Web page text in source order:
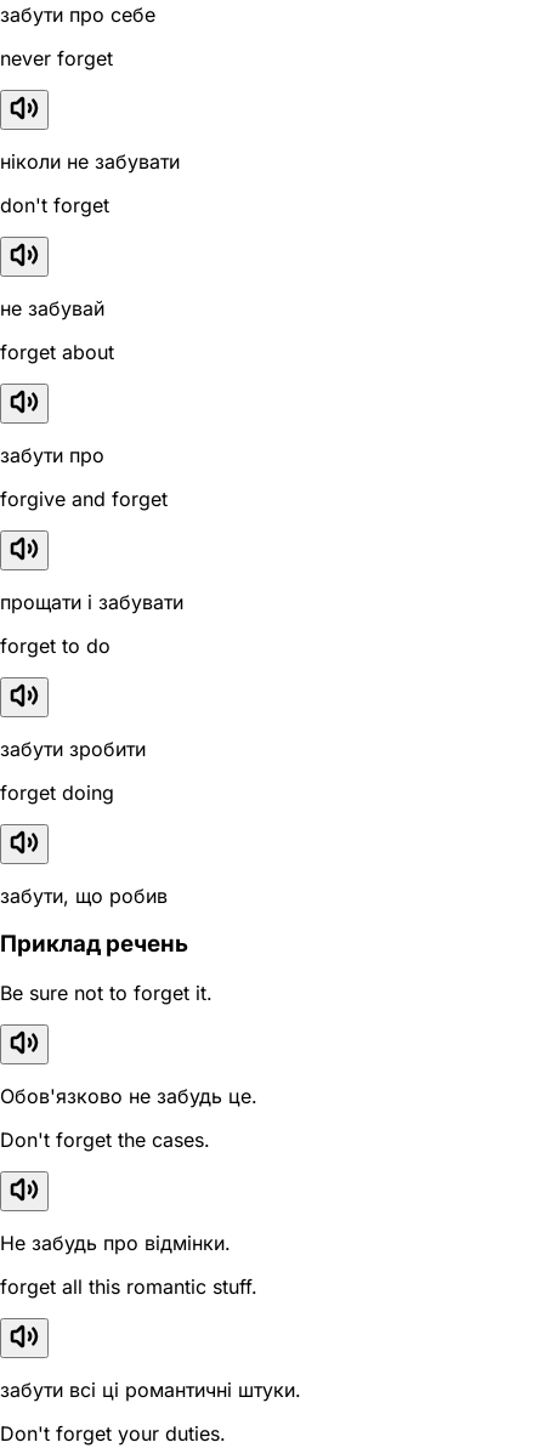
забути про себе
never forget
ніколи не забувати
don't forget
не забувай
forget about
забути про
forgive and forget
прощати і забувати
forget to do
забути зробити
forget doing
забути, що робив
Приклад речень
Be sure not to forget it.
Обов'язково не забудь це.
Don't forget the cases.
Не забудь про відмінки.
forget all this romantic stuff.
забути всі ці романтичні штуки.
Don't forget your duties.